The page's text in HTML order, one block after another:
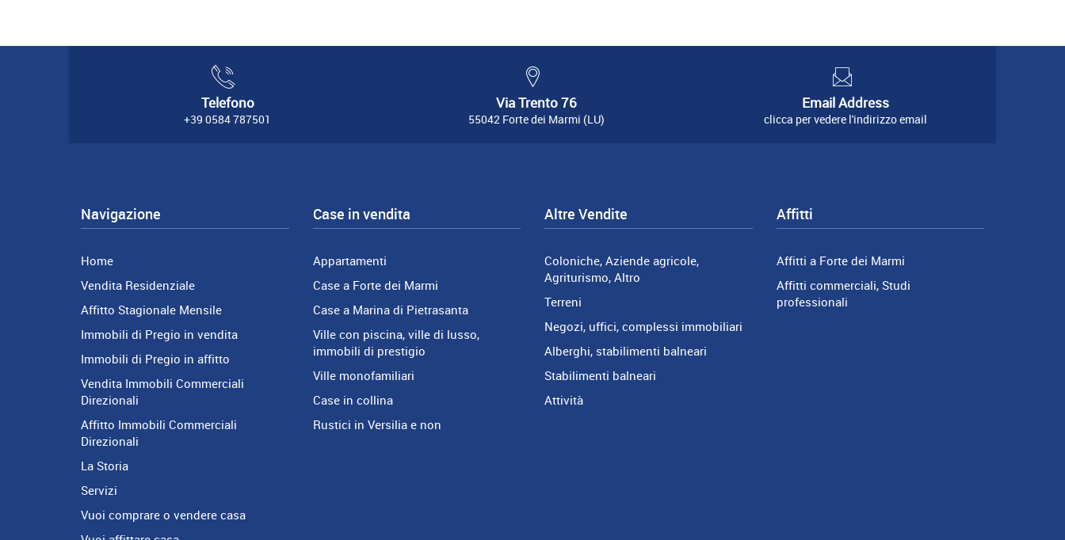
Telefono
+39 0584 787501
Via Trento 76
55042 Forte dei Marmi (LU)
Email Address
clicca per vedere l'indirizzo email
Navigazione
Home
Vendita Residenziale
Affitto Stagionale Mensile
Immobili di Pregio in vendita
Immobili di Pregio in affitto
Vendita Immobili Commerciali
Direzionali
Affitto Immobili Commerciali
Direzionali
La Storia
Servizi
Vuoi comprare o vendere casa
Case in vendita
Appartamenti
Case a Forte dei Marmi
Case a Marina di Pietrasanta
Ville con piscina, ville di lusso,
immobili di prestigio
Ville monofamiliari
Case in collina
Rustici in Versilia e non
Altre Vendite
Coloniche, Aziende agricole,
Agriturismo, Altro
Terreni
Negozi, uffici, complessi immobiliari
Alberghi, stabilimenti balneari
Stabilimenti balneari
Attività
Affitti
Affitti a Forte dei Marmi
Affitti commerciali, Studi
professionali